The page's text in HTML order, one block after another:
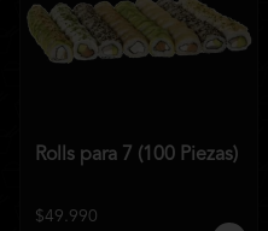
Rolls para 7 (100 Piezas)
$49.990